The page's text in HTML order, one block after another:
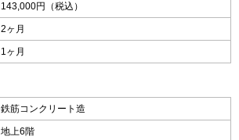
143,000円（税込）
2ヶ月
1ヶ月
鉄筋コンクリート造
地上6階